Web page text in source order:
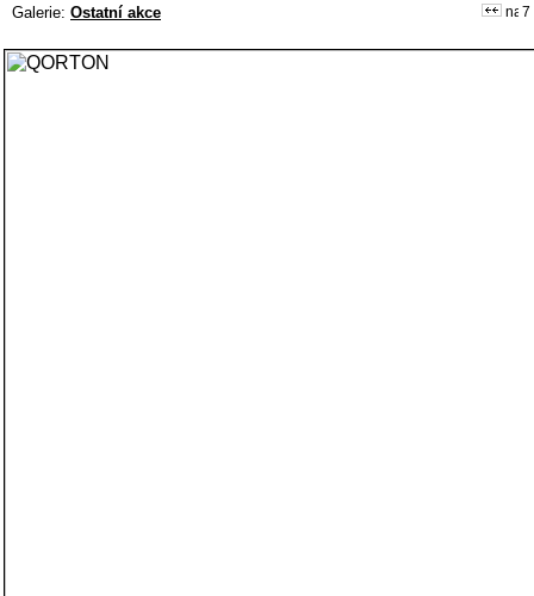
Galerie: Ostatní akce 7